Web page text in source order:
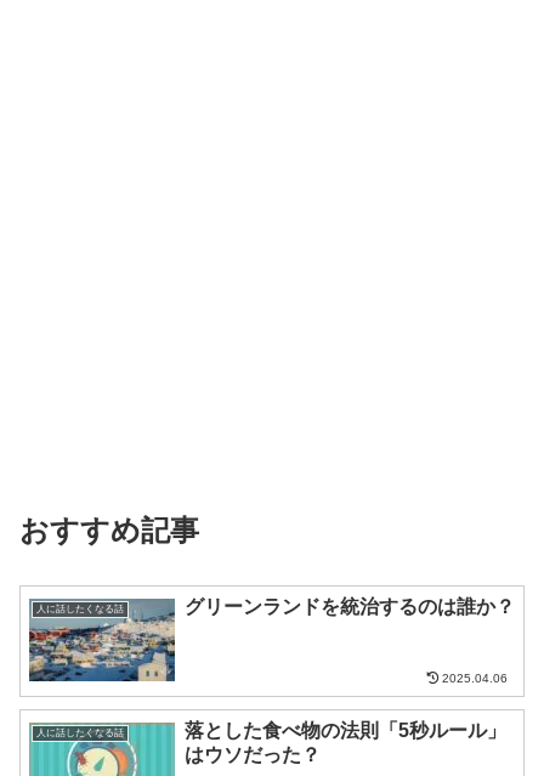
おすすめ記事
人に話したくなる話 グリーンランドを統治するのは誰か？
2025.04.06
人に話したくなる話
落とした食べ物の法則「5秒ルール」
はウソだった？